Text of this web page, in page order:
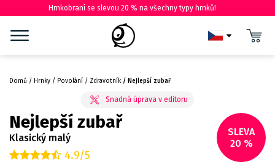
Hrnkobraní se slevou 20 % na všechny typy hrnků!
Domů Hrnky Povolání Zdravotník Nejlepší zubař
SLEVA
20 %
Nejlepší zubař
Klasický malý
4.9/5